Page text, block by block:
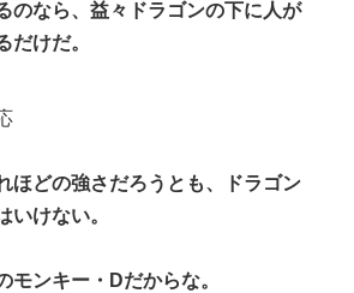
のなら、益々ドラゴンの下に人が
だけだ。
ほどの強さだろうとも、ドラゴン
いけない。
モンキー・Dだからな。